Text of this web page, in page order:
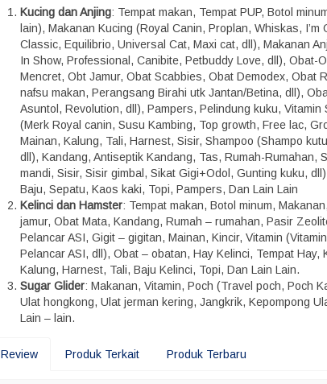
Kucing dan Anjing: Tempat makan, Tempat PUP, Botol
lain), Makanan Kucing (Royal Canin, Proplan, Whiskas, I’m
Classic, Equilibrio, Universal Cat, Maxi cat, dll), Makanan
In Show, Professional, Canibite, Petbuddy Love, dll), Obat-
Mencret, Obt Jamur, Obat Scabbies, Obat Demodex, Obat
nafsu makan, Perangsang Birahi utk Jantan/Betina, dll),
Asuntol, Revolution, dll), Pampers, Pelindung kuku,
(Merk Royal canin, Susu Kambing, Top growth, Free lac,
Mainan, Kalung, Tali, Harnest, Sisir, Shampoo (Shampo
dll), Kandang, Antiseptik Kandang, Tas, Rumah-Rumahan,
mandi, Sisir, Sisir gimbal, Sikat Gigi+Odol, Gunting kuku,
Baju, Sepatu, Kaos kaki, Topi, Pampers, Dan Lain Lain
Kelinci dan Hamster: Tempat makan, Botol minum,
jamur, Obat Mata, Kandang, Rumah – rumahan, Pasir
Pelancar ASI, Gigit – gigitan, Mainan, Kincir, Vitamin
Pelancar ASI, dll), Obat – obatan, Hay Kelinci, Tempat Hay,
Kalung, Harnest, Tali, Baju Kelinci, Topi, Dan Lain Lain.
Sugar Glider: Makanan, Vitamin, Poch (Travel poch, Poch
Ulat hongkong, Ulat jerman kering, Jangkrik, Kepompong
Lain – lain.
Review Produk Terkait Produk Terbaru